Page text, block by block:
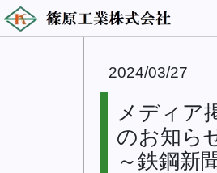
2024/03/27
メディア
のお知ら
～鉄鋼新